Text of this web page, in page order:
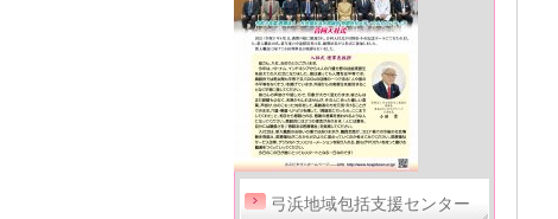
弓浜地域包括支援センター